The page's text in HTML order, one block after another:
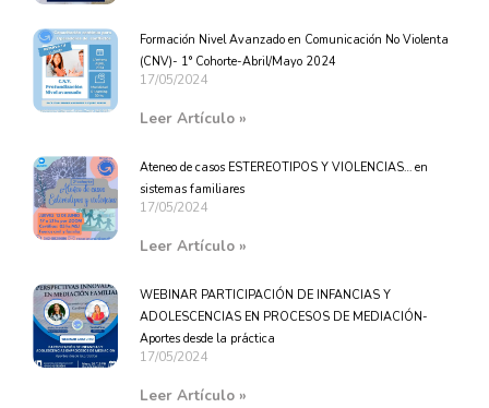
Formación Nivel Avanzado en Comunicación No Violenta
(CNV)- 1° Cohorte-Abril/Mayo 2024
17/05/2024
Leer Artículo »
Ateneo de casos ESTEREOTIPOS Y VIOLENCIAS… en
sistemas familiares
17/05/2024
Leer Artículo »
WEBINAR PARTICIPACIÓN DE INFANCIAS Y
ADOLESCENCIAS EN PROCESOS DE MEDIACIÓN-
Aportes desde la práctica
17/05/2024
Leer Artículo »